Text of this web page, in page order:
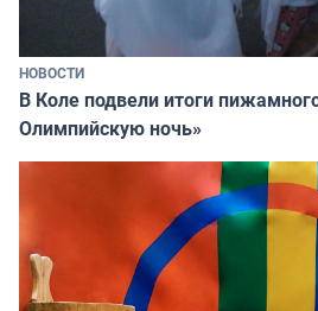
НОВОСТИ
В Коле подвели итоги
Олимпийскую ночь»